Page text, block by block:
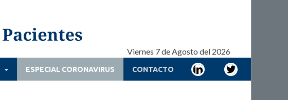
Viernes 7 de Agosto del 2026
ESPECIAL CORONAVIRUS CONTACTO